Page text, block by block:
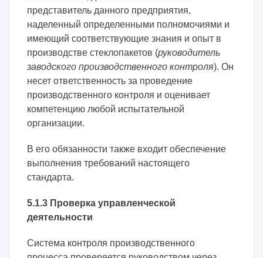
представитель данного предприятия,
наделенный определенными полномочиями и
имеющий соответствующие знания и опыт в
производстве стеклопакетов (руководитель
заводского производственного контроля). Он
несет ответственность за проведение
производственного контроля и оценивает
компетенцию любой испытательной
организации.
В его обязанности также входит обеспечение
выполнения требований настоящего
стандарта.
5.1.3 Проверка управленческой
деятельности
Система контроля производственного